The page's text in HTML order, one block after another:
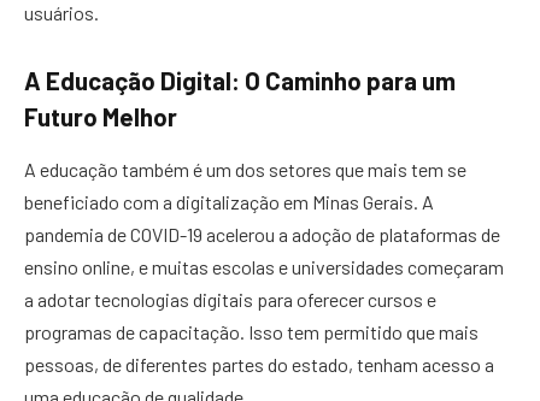
usuários.
A Educação Digital: O Caminho para um
Futuro Melhor
A educação também é um dos setores que mais tem se
beneficiado com a digitalização em Minas Gerais. A
pandemia de COVID-19 acelerou a adoção de plataformas de
ensino online, e muitas escolas e universidades começaram
a adotar tecnologias digitais para oferecer cursos e
programas de capacitação. Isso tem permitido que mais
pessoas, de diferentes partes do estado, tenham acesso a